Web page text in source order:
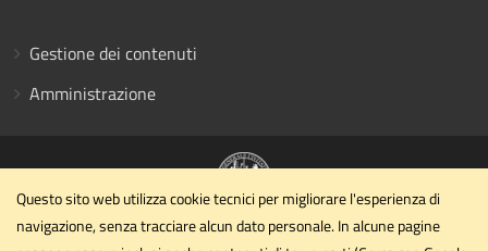
Gestione dei contenuti
Amministrazione
Dipartimento di Ingegneria civile ed ambientale
Questo sito web utilizza cookie tecnici per migliorare l'esperienza di
navigazione, senza tracciare alcun dato personale. In alcune pagine